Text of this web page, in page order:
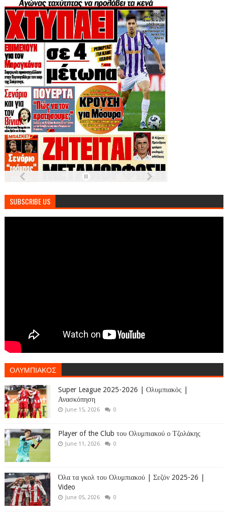
SUBSCRIBE US
ΟΛΥΜΠΙΑΚΟΣ
Super League 2025-2026 | Ολυμπιακός |
Ανασκόπηση
June 15, 2026 0
Player of the Club του Ολυμπιακού ο Τζολάκης
June 11, 2026 0
Όλα τα γκολ του Ολυμπιακού | Σεζόν 2025-26 |
Video
June 05, 2026 0